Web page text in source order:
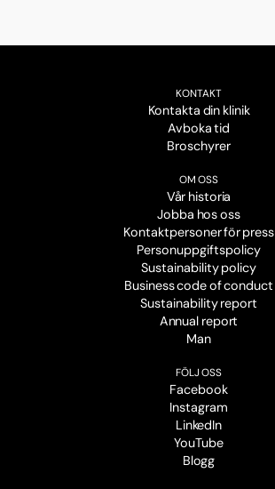
KONTAKT
Kontakta din klinik
Avboka tid
Broschyrer
OM OSS
Vår historia
Jobba hos oss
Kontaktpersoner för press
Personuppgiftspolicy
Sustainability policy
Business code of conduct
Sustainability report
Annual report
Man
FÖLJ OSS
Facebook
Instagram
LinkedIn
YouTube
Blogg